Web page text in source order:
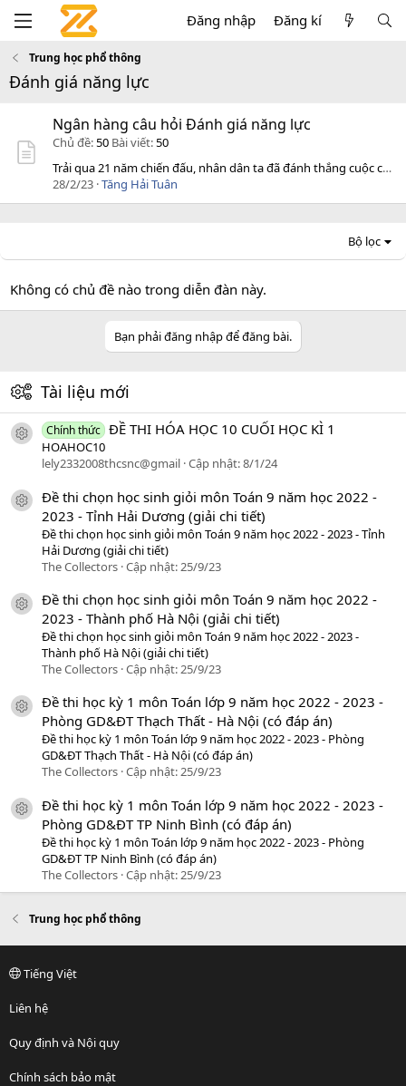
Đăng nhập Đăng kí
Trung học phổ thông
Đánh giá năng lực
Ngân hàng câu hỏi Đánh giá năng lực
Chủ đề 50 Bài viết 50
Trải qua 21 năm chiến đấu, nhân dân ta đã đánh thắng cuộc chiến...
28/2/23 Tăng Hải Tuân
Bộ lọc
Không có chủ đề nào trong diễn đàn này.
Bạn phải đăng nhập để đăng bài.
Tài liệu mới
icon tài liệu
Chính thức ĐỀ THI HÓA HỌC 10 CUỐI HỌC KÌ 1
HOAHOC10
lely2332008thcsnc@gmail Cập nhật:8/1/24
icon tài liệu
Đề thi chọn học sinh giỏi môn Toán 9 năm học 2022 -
2023 - Tỉnh Hải Dương (giải chi tiết)
Đề thi chọn học sinh giỏi môn Toán 9 năm học 2022 - 2023 - Tỉnh
Hải Dương (giải chi tiết)
The Collectors Cập nhật:25/9/23
icon tài liệu
Đề thi chọn học sinh giỏi môn Toán 9 năm học 2022 -
2023 - Thành phố Hà Nội (giải chi tiết)
Đề thi chọn học sinh giỏi môn Toán 9 năm học 2022 - 2023 -
Thành phố Hà Nội (giải chi tiết)
The Collectors Cập nhật:25/9/23
icon tài liệu
Đề thi học kỳ 1 môn Toán lớp 9 năm học 2022 - 2023 -
Phòng GD&ĐT Thạch Thất - Hà Nội (có đáp án)
Đề thi học kỳ 1 môn Toán lớp 9 năm học 2022 - 2023 - Phòng
GD&ĐT Thạch Thất - Hà Nội (có đáp án)
The Collectors Cập nhật:25/9/23
icon tài liệu
Đề thi học kỳ 1 môn Toán lớp 9 năm học 2022 - 2023 -
Phòng GD&ĐT TP Ninh Bình (có đáp án)
Đề thi học kỳ 1 môn Toán lớp 9 năm học 2022 - 2023 - Phòng
GD&ĐT TP Ninh Bình (có đáp án)
The Collectors Cập nhật: 25/9/23
Trung học phổ thông
Tiếng Việt
Liên hệ
Quy định và Nội quy
Chính sách bảo mật